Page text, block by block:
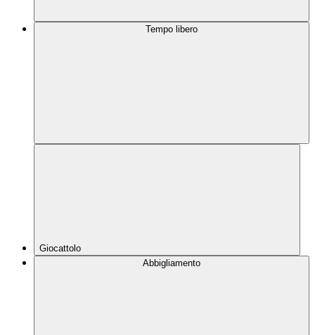
Tempo libero
Giocattolo
Abbigliamento